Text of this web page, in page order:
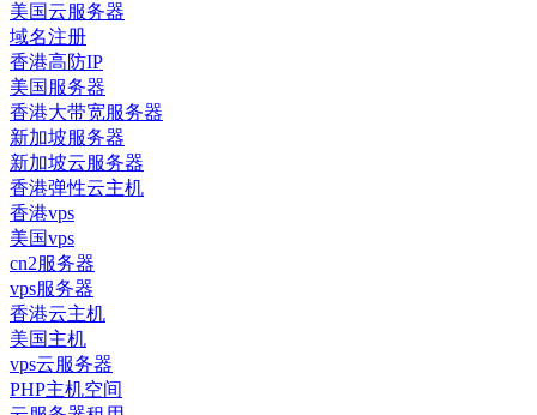
美国云服务器
域名注册
香港高防IP
美国服务器
香港大带宽服务器
新加坡服务器
新加坡云服务器
香港弹性云主机
香港vps
美国vps
cn2服务器
vps服务器
香港云主机
美国主机
vps云服务器
PHP主机空间